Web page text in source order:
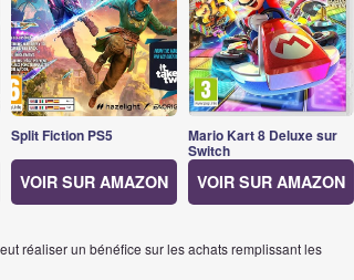
Split Fiction PS5
VOIR SUR AMAZON
Mario Kart 8 Deluxe sur
Switch
VOIR SUR AMAZON
réaliser un bénéfice sur les achats remplissant les